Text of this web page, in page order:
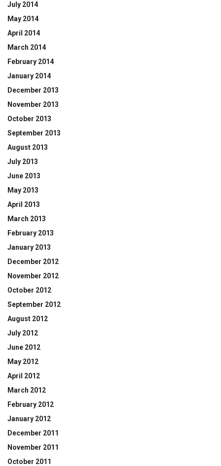
July 2014
May 2014
April 2014
March 2014
February 2014
January 2014
December 2013
November 2013
October 2013
September 2013
August 2013
July 2013
June 2013
May 2013
April 2013
March 2013
February 2013
January 2013
December 2012
November 2012
October 2012
September 2012
August 2012
July 2012
June 2012
May 2012
April 2012
March 2012
February 2012
January 2012
December 2011
November 2011
October 2011